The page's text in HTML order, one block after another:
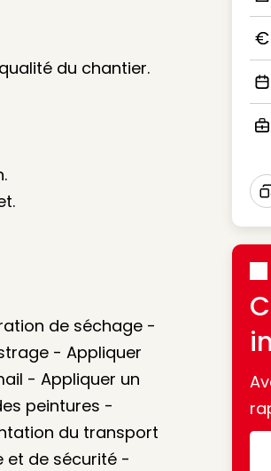
du chantier.
de séchage -
- Appliquer
- Appliquer un
peintures -
du transport
et de sécurité -